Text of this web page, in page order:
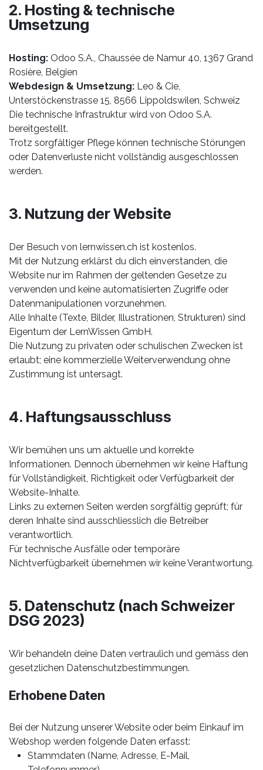
2. Hosting & technische
Umsetzung
Hosting: Odoo S.A., Chaussée de Namur 40, 1367 Grand
Rosière, Belgien
Webdesign & Umsetzung: Leo & Cie,
Unterstöckenstrasse 15, 8566 Lippoldswilen, Schweiz
Die technische Infrastruktur wird von Odoo S.A.
bereitgestellt.
Trotz sorgfältiger Pflege können technische Störungen
oder Datenverluste nicht vollständig ausgeschlossen
werden.
3. Nutzung der Website
Der Besuch von lernwissen.ch ist kostenlos.
Mit der Nutzung erklärst du dich einverstanden, die
Website nur im Rahmen der geltenden Gesetze zu
verwenden und keine automatisierten Zugriffe oder
Datenmanipulationen vorzunehmen.
Alle Inhalte (Texte, Bilder, Illustrationen, Strukturen) sind
Eigentum der LernWissen GmbH.
Die Nutzung zu privaten oder schulischen Zwecken ist
erlaubt; eine kommerzielle Weiterverwendung ohne
Zustimmung ist untersagt.
4. Haftungsausschluss
Wir bemühen uns um aktuelle und korrekte
Informationen. Dennoch übernehmen wir keine Haftung
für Vollständigkeit, Richtigkeit oder Verfügbarkeit der
Website-Inhalte.
Links zu externen Seiten werden sorgfältig geprüft; für
deren Inhalte sind ausschliesslich die Betreiber
verantwortlich.
Für technische Ausfälle oder temporäre
Nichtverfügbarkeit übernehmen wir keine Verantwortung.
5. Datenschutz (nach Schweizer
DSG 2023)
Wir behandeln deine Daten vertraulich und gemäss den
gesetzlichen Datenschutzbestimmungen.
Erhobene Daten
Bei der Nutzung unserer Website oder beim Einkauf im
Webshop werden folgende Daten erfasst:
Stammdaten (Name, Adresse, E-Mail,